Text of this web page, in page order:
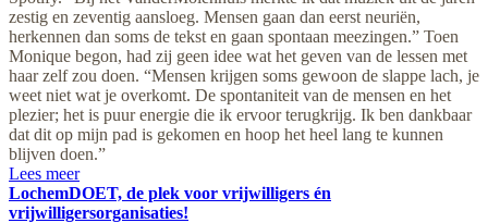
zestig en zeventig aansloeg. Mensen gaan dan eerst neuriën,
herkennen dan soms de tekst en gaan spontaan meezingen.” Toen
Monique begon, had zij geen idee wat het geven van de lessen met
haar zelf zou doen. “Mensen krijgen soms gewoon de slappe lach, je
weet niet wat je overkomt. De spontaniteit van de mensen en het
plezier; het is puur energie die ik ervoor terugkrijg. Ik ben dankbaar
dat dit op mijn pad is gekomen en hoop het heel lang te kunnen
blijven doen.”
Lees meer
LochemDOET, de plek voor vrijwilligers én
vrijwilligersorganisaties!